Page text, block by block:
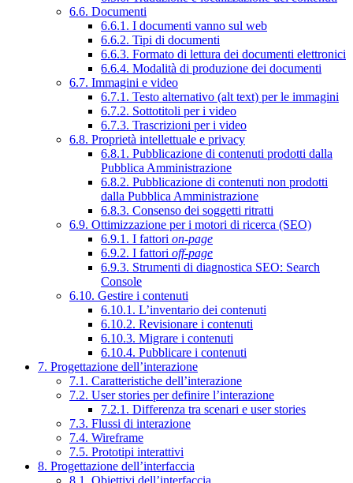
6.6. Documenti
6.6.1. I documenti vanno sul web
6.6.2. Tipi di documenti
6.6.3. Formato di lettura dei documenti elettronici
6.6.4. Modalità di produzione dei documenti
6.7. Immagini e video
6.7.1. Testo alternativo (alt text) per le immagini
6.7.2. Sottotitoli per i video
6.7.3. Trascrizioni per i video
6.8. Proprietà intellettuale e privacy
6.8.1. Pubblicazione di contenuti prodotti dalla
Pubblica Amministrazione
6.8.2. Pubblicazione di contenuti non prodotti
dalla Pubblica Amministrazione
6.8.3. Consenso dei soggetti ritratti
6.9. Ottimizzazione per i motori di ricerca (SEO)
6.9.1. I fattori on-page
6.9.2. I fattori off-page
6.9.3. Strumenti di diagnostica SEO: Search
Console
6.10. Gestire i contenuti
6.10.1. L’inventario dei contenuti
6.10.2. Revisionare i contenuti
6.10.3. Migrare i contenuti
6.10.4. Pubblicare i contenuti
7. Progettazione dell’interazione
7.1. Caratteristiche dell’interazione
7.2. User stories per definire l’interazione
7.2.1. Differenza tra scenari e user stories
7.3. Flussi di interazione
7.4. Wireframe
7.5. Prototipi interattivi
8. Progettazione dell’interfaccia
8.1. Obiettivi dell’interfaccia